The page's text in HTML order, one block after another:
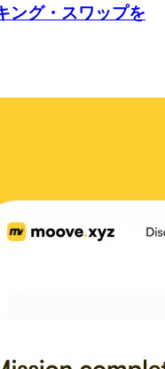
ング・スワップを